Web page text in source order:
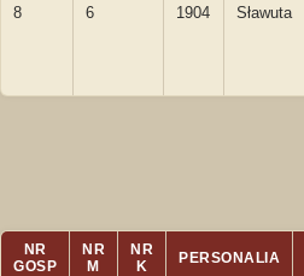
8 6 1904 Sławuta
NR
GOSP
NR
M
NR
K
PERSONALIA